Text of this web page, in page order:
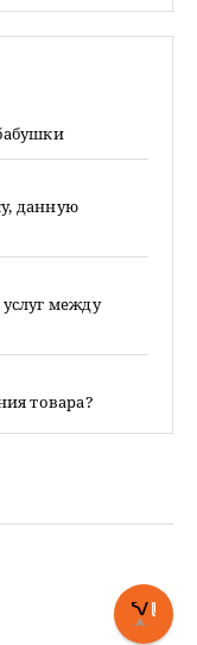
данную
между
товара?